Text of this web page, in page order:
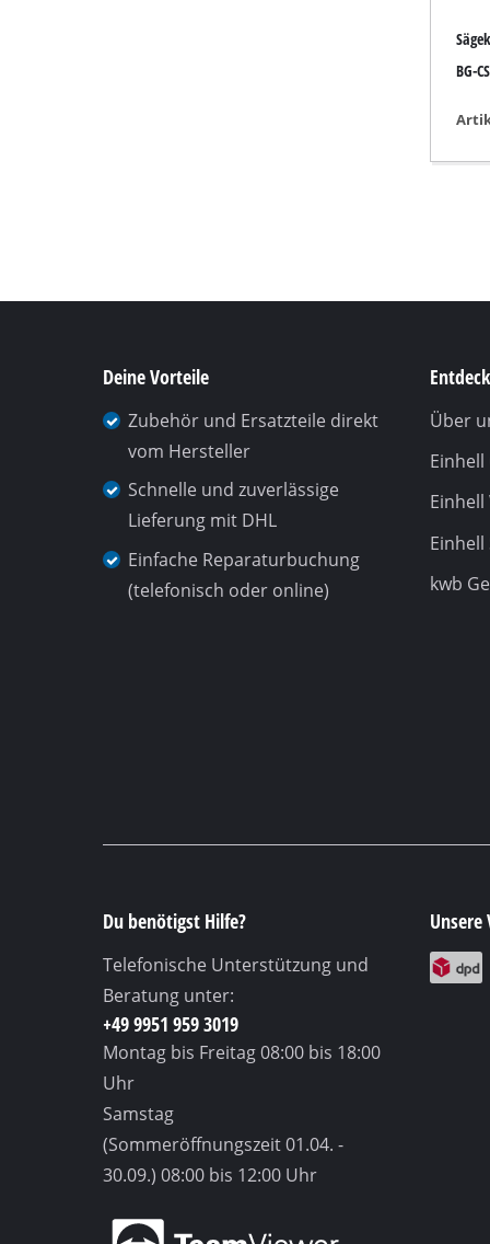
BG-
Deine Vorteile
Zubehör und Ersatzteile direkt
vom Hersteller
Schnelle und zuverlässige
Lieferung mit DHL
Einfache Reparaturbuchung
(telefonisch oder online)
Über
Einhell
Einhell
kwb
Du benötigst Hilfe?
Telefonische Unterstützung und
Beratung unter:
+49 9951 959 3019
Montag bis Freitag08:00 bis 18:00
Uhr
Samstag
(Sommeröffnungszeit 01.04. -
30.09.) 08:00 bis 12:00 Uhr